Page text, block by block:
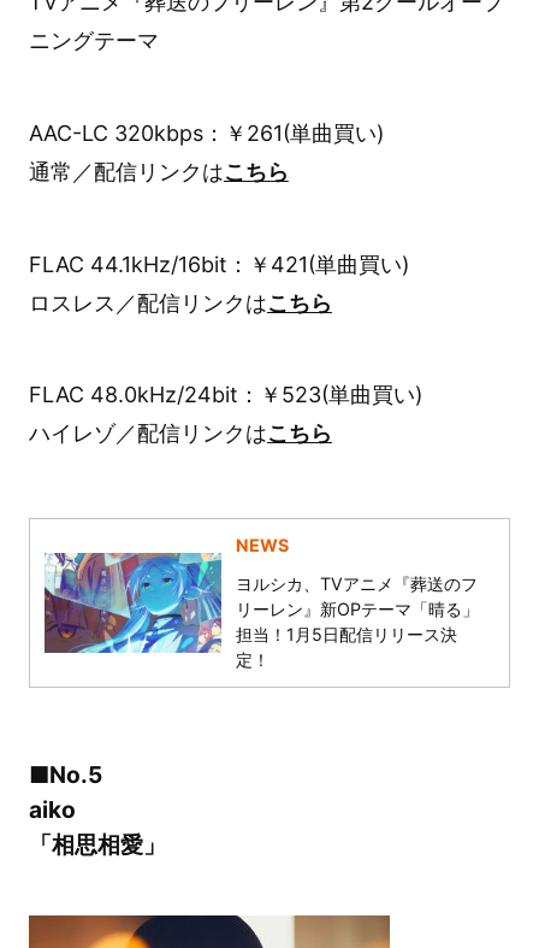
ニングテーマ
AAC-LC 320kbps：￥261(単曲買い)
通常／配信リンクはこちら
FLAC 44.1kHz/16bit：￥421(単曲買い)
ロスレス／配信リンクはこちら
FLAC 48.0kHz/24bit：￥523(単曲買い)
ハイレゾ／配信リンクはこちら
NEWS
ヨルシカ、TVアニメ『葬送のフ
リーレン』新OPテーマ「晴る」
担当！1月5日配信リリース決
定！
■No.5
aiko
「相思相愛」